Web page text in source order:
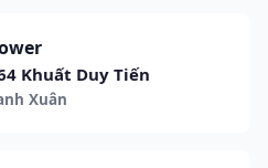
Khuất Duy Tiến
Xuân